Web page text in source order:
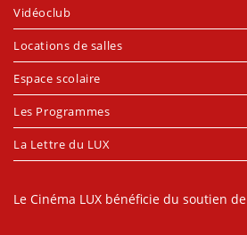
Vidéoclub
Locations de salles
Espace scolaire
Les Programmes
La Lettre du LUX
Le Cinéma LUX bénéficie du soutien de